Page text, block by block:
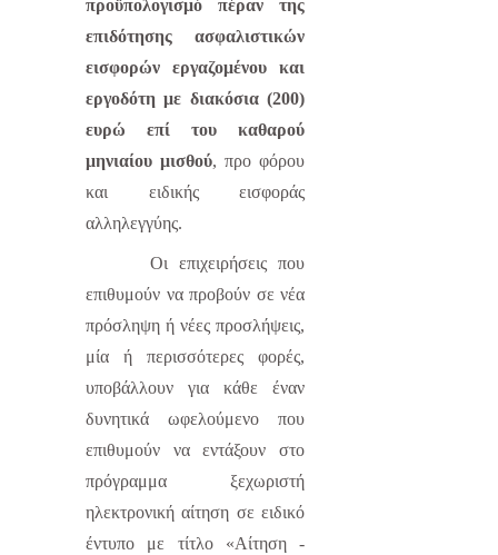
προϋπολογισμό πέραν της
επιδότησης ασφαλιστικών
εισφορών εργαζομένου και
εργοδότη με διακόσια (200)
ευρώ επί του καθαρού
μηνιαίου μισθού, προ φόρου
και ειδικής εισφοράς
αλληλεγγύης.
Οι επιχειρήσεις που
επιθυμούν να προβούν σε νέα
πρόσληψη ή νέες προσλήψεις,
μία ή περισσότερες φορές,
υποβάλλουν για κάθε έναν
δυνητικά ωφελούμενο που
επιθυμούν να εντάξουν στο
πρόγραμμα ξεχωριστή
ηλεκτρονική αίτηση σε ειδικό
έντυπο με τίτλο «Αίτηση -